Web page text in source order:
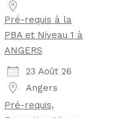
Pré-requis à la
PBA et Niveau 1 à
ANGERS
23 Août 26
Angers
Pré-requis,